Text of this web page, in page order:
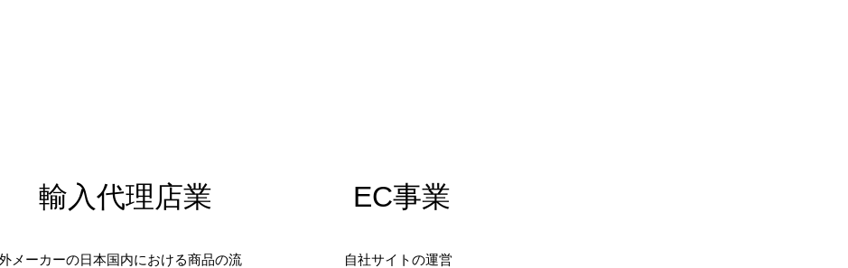
​輸入代理店業
メーカーの日本国内における商品の流
EC事業
自社サイトの運営